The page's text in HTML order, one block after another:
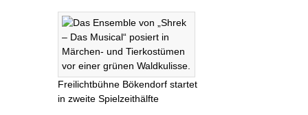
Freilichtbühne Bökendorf startet
in zweite Spielzeithälfte